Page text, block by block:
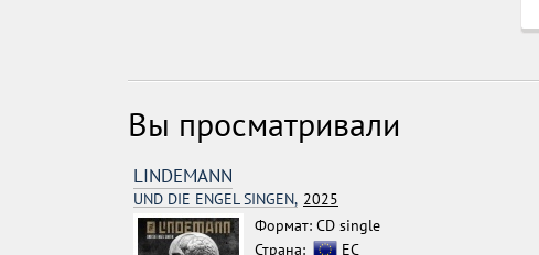
Вы просматривали
LINDEMANN
UND DIE ENGEL SINGEN, 2025
Формат: CD single
Страна:
ЕС